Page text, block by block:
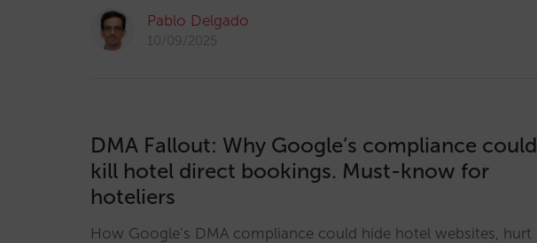
Pablo Delgado
10/09/2025
DMA Fallout: Why Google’s compliance could
kill hotel direct bookings. Must-know for
hoteliers
How Google’s DMA compliance could hide hotel websites, hurt